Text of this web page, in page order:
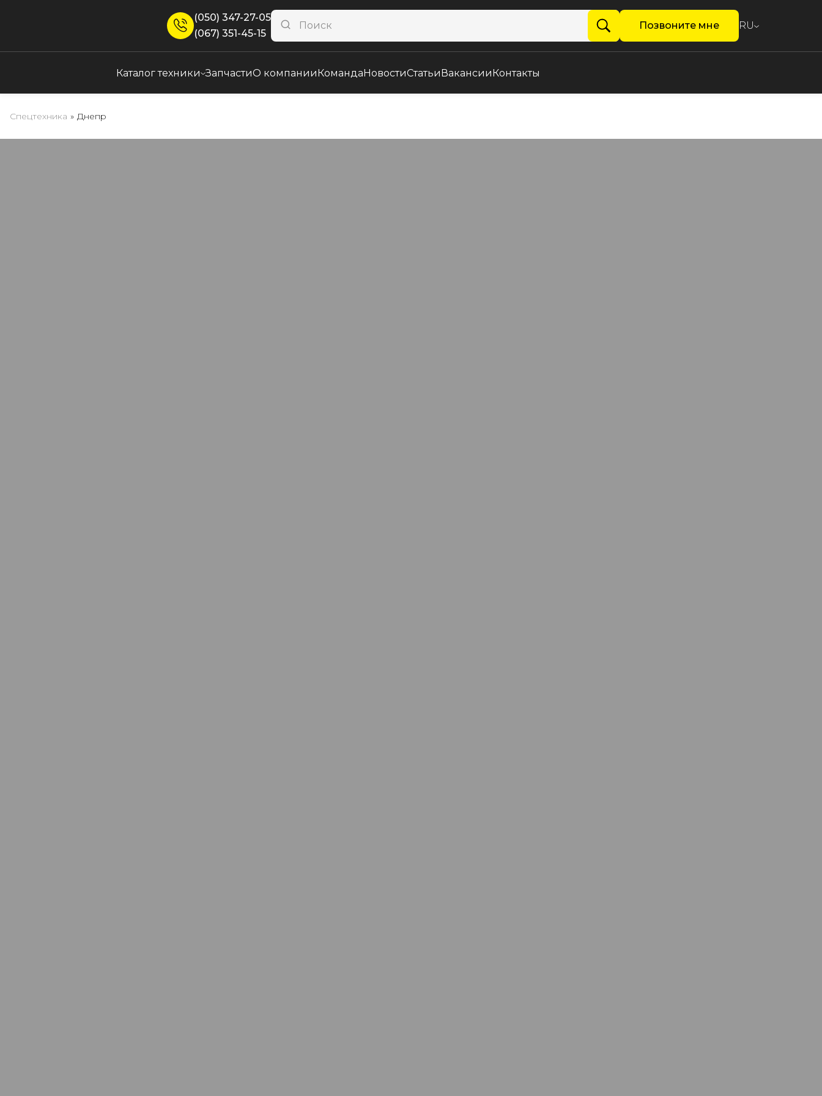
(050) 347-27-05
(067) 351-45-15
Позвоните мне RU
Каталог техники ЗапчастиО компанииКомандаНовостиСтатьиВакансииКонтакты
Спецтехника » Днепр